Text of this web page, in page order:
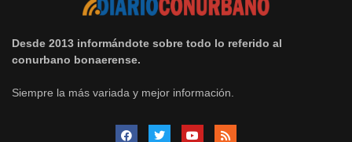
Desde 2013 informándote sobre todo lo referido al
conurbano bonaerense.
Siempre la más variada y mejor información.